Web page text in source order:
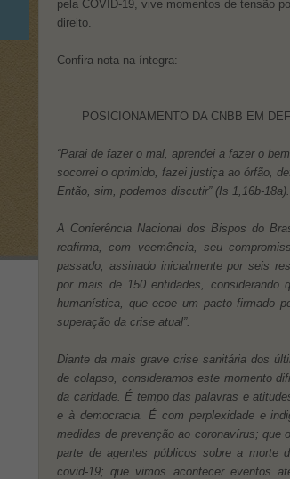
pela COVID-19, vive momentos de tensão
direito.
Confira nota na íntegra:
POSICIONAMENTO DA CNBB EM
“Parai de fazer o mal, aprendei a fazer o
socorrei o oprimido, fazei justiça ao órfão,
Então, sim, podemos discutir” (Is 1,16b-18a).
A Conferência Nacional dos Bispos do
reafirma, com veemência, seu
passado, assinado inicialmente por seis
por mais de 150 entidades, considerando
humanística, que ecoe um pacto firmado
superação da crise atual”.
Diante da mais grave crise sanitária dos
de colapso, consideramos este momento
da caridade. É tempo das palavras e
e à democracia. É com perplexidade e
medidas de prevenção ao coronavírus; que
parte de agentes públicos sobre a morte
covid-19; que vimos acontecer eventos